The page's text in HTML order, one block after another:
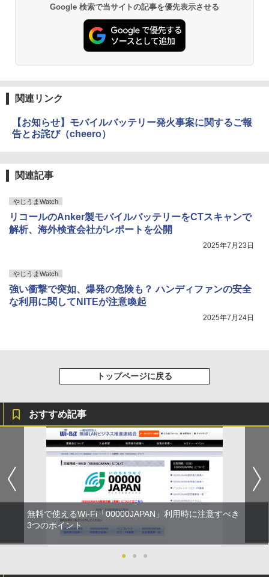
Google 検索で当サイトの記事を優先表示させる
関連リンク
【お知らせ】モバイルバッテリー発火事案に関するご報
告とお詫び（cheero）
関連記事
やじうまWatch
リコールのAnker製モバイルバッテリーをCTスキャンで
解析、海外検査会社がレポートを公開
2025年7月23日
やじうまWatch
強い衝撃で突如、爆発の危険も？ ハンディファンの安全
な利用に関してNITEが注意喚起
2025年7月24日
トップページに戻る
おすすめ記事
無料で使えるWi-Fi「00000JAPAN」利用時に注意すべき
3つのポイント
● ● ●